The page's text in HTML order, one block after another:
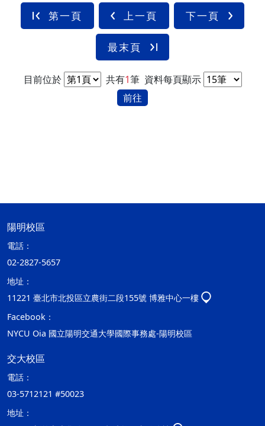
第一頁 上一頁 下一頁
最末頁
目前位於 共有1筆 資料每頁顯示
前往
陽明校區
電話：
02-2827-5657
地址：
11221 臺北市北投區立農街二段155號 博雅中心一樓
Facebook：
NYCU Oia 國立陽明交通大學國際事務處-陽明校區
交大校區
電話：
03-5712121 #50023
地址：